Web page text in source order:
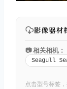
影像器材
📷 相关相机：
Seagull
点击型号标签